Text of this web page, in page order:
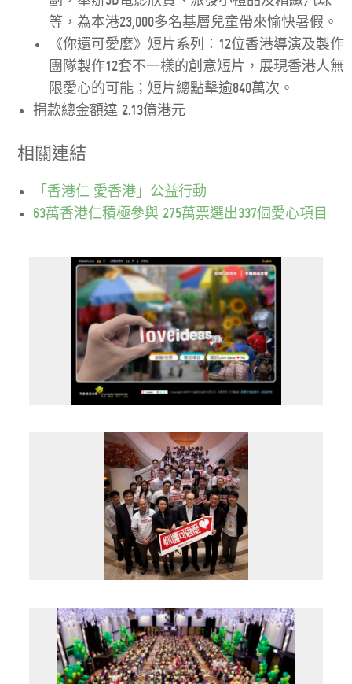
等，為本港23,000多名基層兒童帶來愉快暑假。
《你還可愛麼》短片系列︰12位香港導演及製作
團隊製作12套不一樣的創意短片，展現香港人無
限愛心的可能；短片總點擊逾840萬次。
捐款總金額達 2.13億港元
相關連結
「香港仁 愛香港」公益行動
63萬香港仁積極參與 275萬票選出337個愛心項目